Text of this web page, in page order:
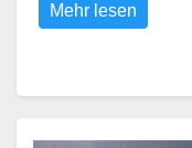
Mehr lesen